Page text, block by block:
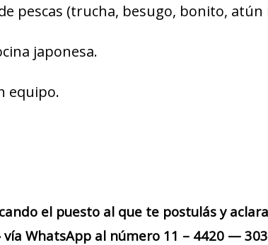
pescas (trucha, besugo, bonito, atún
japonesa.
equipo.
el puesto al que te postulás y
vía WhatsApp al número 11 – 4420 —